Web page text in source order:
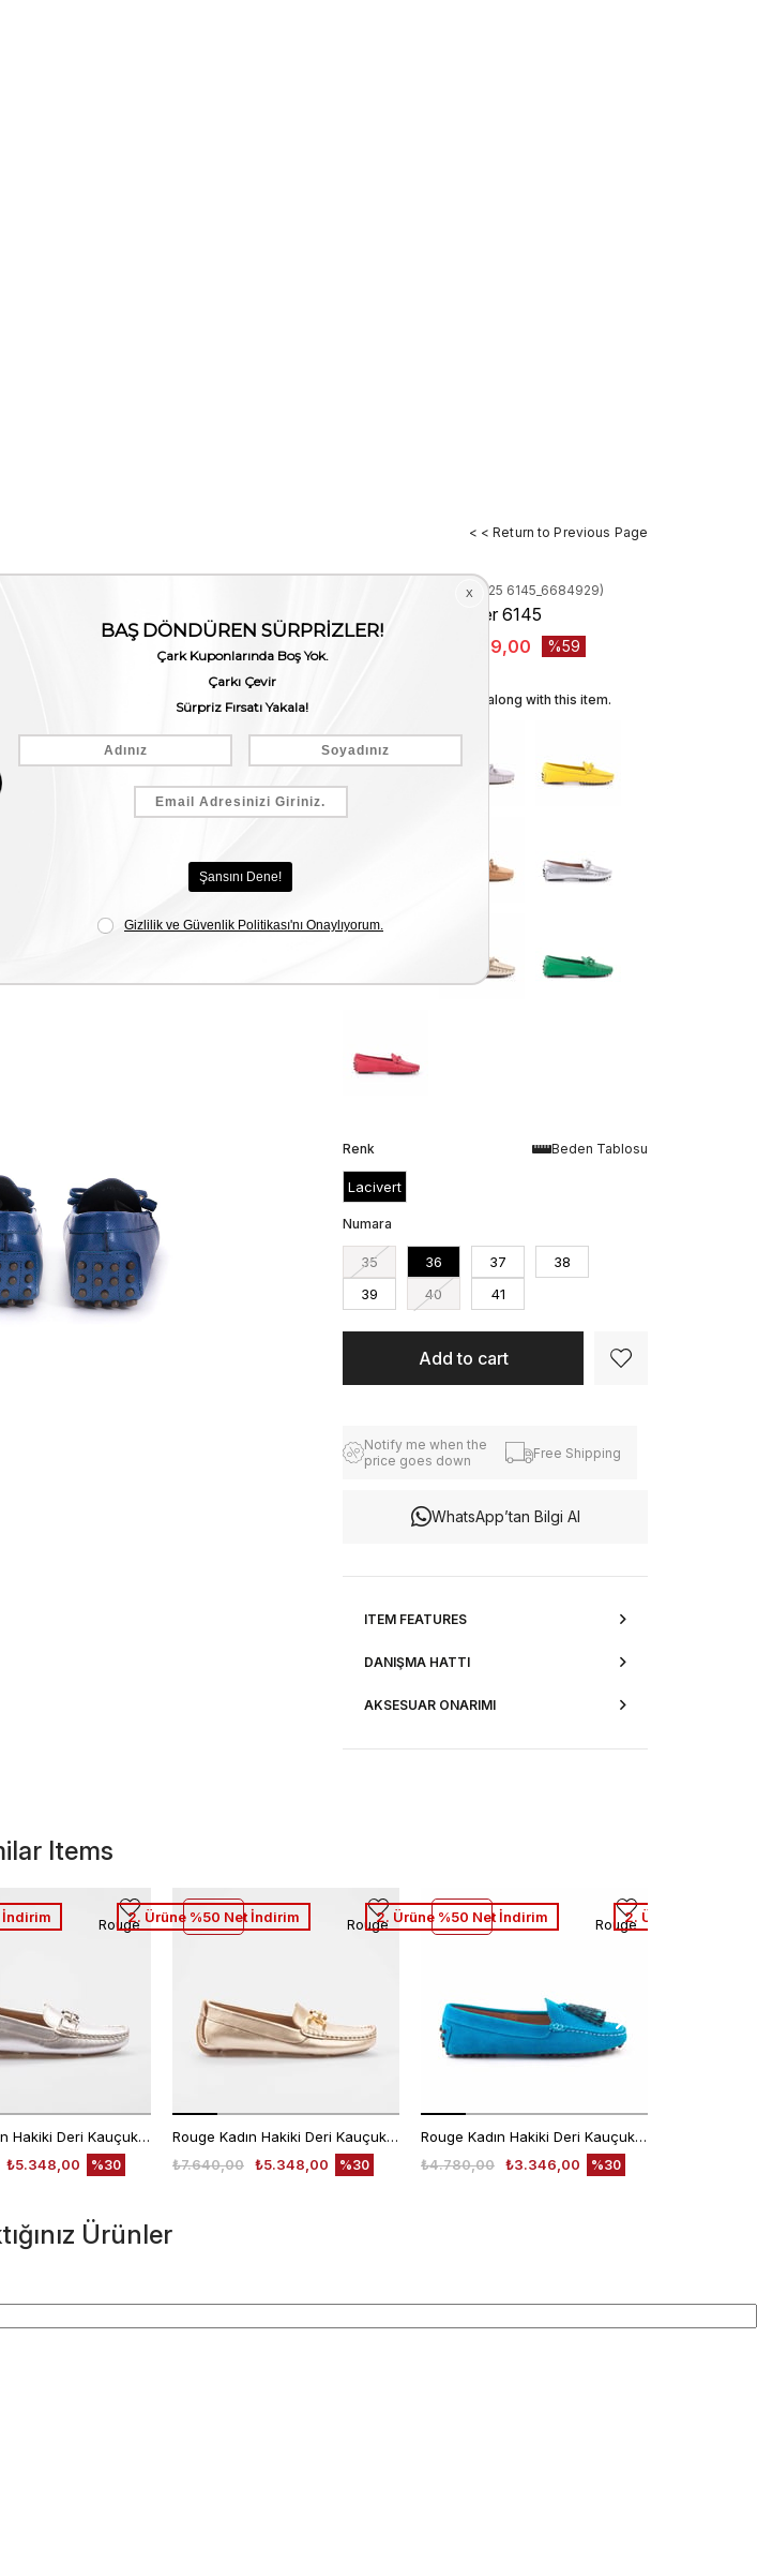
< < Return to Previous Page
Rouge
(161RGK625 6145_6684929)
Rouge Kadın Loafer 6145
₺3.499,00 59
We recommend these along with this item.
Beden Tablosu
Renk
Lacivert
Numara
35 36 37
38
39
40 41
Notify me when the
price goes down
Free Shipping
WhatsApp’tan Bilgi Al
ITEM FEATURES
DANIŞMA HATTI
AKSESUAR ONARIMI
Items
Rouge Kadın Hakiki Deri Kauçuk Taban Gümüş Loafer Konforlu Ayakkabı
₺5.348,00
%30
İndirim Rouge
Rouge Kadın Hakiki Deri Kauçuk Taban Altın Sarısı Loafer Konforlu Ayakkabı
₺5.348,00
₺7.640,00 %30
2. Ürüne %50 Net İndirim Rouge
Rouge Kadın Hakiki Deri Kauçuk Taban Mavi Süet Loafer Konforlu Ayakkabı
₺3.346,00
₺4.780,00 %30
2. Ürüne %50 Net İndirim Rouge2. Ürüne %50 Net
Ürünler